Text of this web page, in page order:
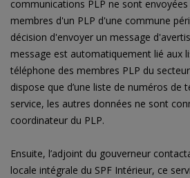
communications PLP ne sont
membres d'un PLP d'une commune
décision d'envoyer un message
message est automatiquement lié aux
téléphone des membres PLP du
dispose que d’une liste de numéros de
service, les autres données ne sont
coordinateur du PLP.
Ensuite, l’adjoint du gouverneur
locale intégrale du SPF Intérieur, ce